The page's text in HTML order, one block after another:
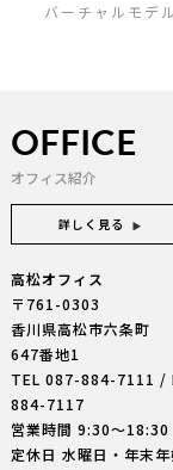
バーチャルモデ
OFFICE
オフィス紹介
詳しく見る
高松オフィス
〒761-0303
香川県高松市六条町
647番地1
TEL 087-884-7111 /
884-7117
営業時間 9:30〜18:30
定休日 水曜日・年末